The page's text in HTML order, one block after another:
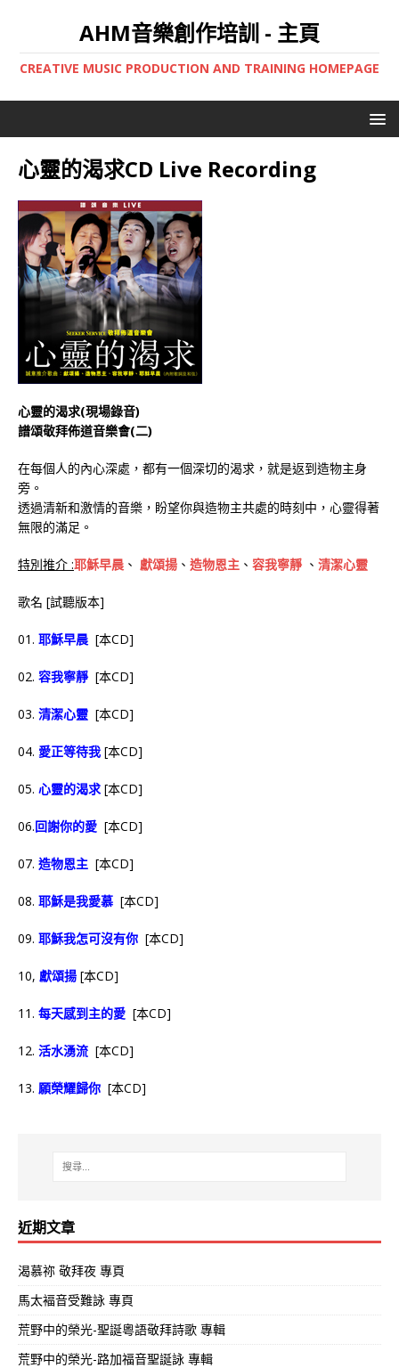
AHM音樂創作培訓 - 主頁
CREATIVE MUSIC PRODUCTION AND TRAINING HOMEPAGE
心靈的渴求CD Live Recording
心靈的渴求(現場錄音)
譜頌敬拜佈道音樂會(二)
在每個人的內心深處，都有一個深切的渴求，就是返到造物主身
旁。
透過清新和激情的音樂，盼望你與造物主共處的時刻中，心靈得著
無限的滿足。
特別推介 :耶穌早晨 、 獻頌揚 、 造物恩主 、 容我寧靜 、 清潔心靈
歌名 [試聽版本]
01. 耶穌早晨 [本CD]
02. 容我寧靜 [本CD]
03. 清潔心靈 [本CD]
04. 愛正等待我 [本CD]
05. 心靈的渴求 [本CD]
06.回謝你的愛 [本CD]
07. 造物恩主 [本CD]
08. 耶穌是我愛慕 [本CD]
09. 耶穌我怎可沒有你 [本CD]
10, 獻頌揚 [本CD]
11. 每天感到主的愛 [本CD]
12. 活水湧流 [本CD]
13. 願榮耀歸你 [本CD]
近期文章
渴慕祢 敬拜夜 專頁
馬太褔音受難詠 專頁
荒野中的榮光-聖誕粵語敬拜詩歌 專輯
荒野中的榮光-路加福音聖誕詠 專輯